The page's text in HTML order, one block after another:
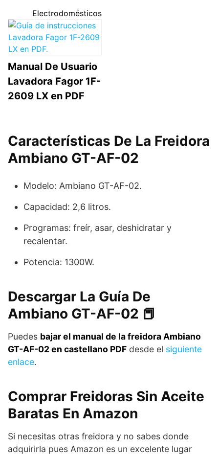
Electrodomésticos
Manual De Usuario
Lavadora Fagor 1F-
2609 LX en PDF
Características De La Freidora
Ambiano GT-AF-02
Modelo: Ambiano GT-AF-02.
Capacidad: 2,6 litros.
Programas: freír, asar, deshidratar y
recalentar.
Potencia: 1300W.
Descargar La Guía De
Ambiano GT-AF-02 📕
Puedes bajar el manual de la freidora Ambiano
GT-AF-02 en castellano PDF desde el siguiente
enlace.
Comprar Freidoras Sin Aceite
Baratas En Amazon
Si necesitas otras freidora y no sabes donde
adquirirla pues Amazon es un excelente lugar